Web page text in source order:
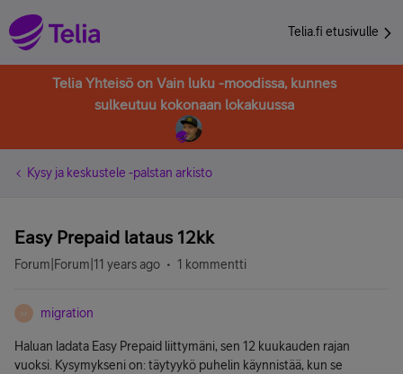
Telia.fi etusivulle
Telia Yhteisö on Vain luku -moodissa, kunnes
sulkeutuu kokonaan lokakuussa
Kysy ja keskustele -palstan arkisto
Easy Prepaid lataus 12kk
Forum|Forum|11 years ago 1 kommentti
M migration
Haluan ladata Easy Prepaid liittymäni, sen 12 kuukauden rajan
vuoksi. Kysymykseni on: täytyykö puhelin käynnistää, kun se